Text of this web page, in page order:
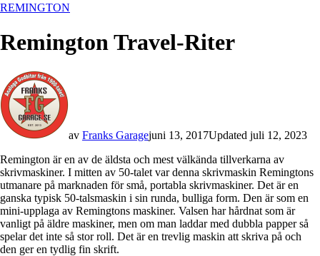
POSTED
REMINGTON
Remington Travel-Riter
av Franks Garagejuni 13, 2017Updated juli 12, 2023
Remington är en av de äldsta och mest välkända tillverkarna av
skrivmaskiner. I mitten av 50-talet var denna skrivmaskin Remingtons
utmanare på marknaden för små, portabla skrivmaskiner. Det är en
ganska typisk 50-talsmaskin i sin runda, bulliga form. Den är som en
mini-upplaga av Remingtons maskiner. Valsen har hårdnat som är
vanligt på äldre maskiner, men om man laddar med dubbla papper så
spelar det inte så stor roll. Det är en trevlig maskin att skriva på och
den ger en tydlig fin skrift.